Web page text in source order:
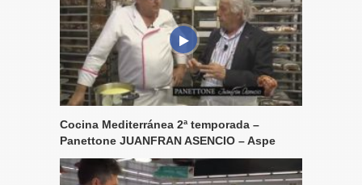
Cocina Mediterránea 2ª temporada –
Panettone JUANFRAN ASENCIO – Aspe